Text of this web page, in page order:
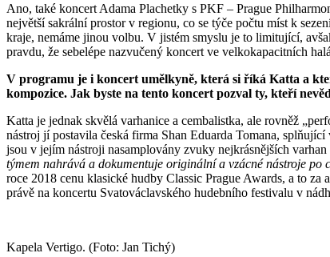
Ano, také koncert Adama Plachetky s PKF – Prague
největší sakrální prostor v regionu, co se týče počtu míst k
kraje, nemáme jinou volbu. V jistém smyslu je to limitující,
pravdu, že sebelépe nazvučený koncert ve velkokapacitních
V programu je i koncert umělkyně, která si říká Katta a
kompozice. Jak byste na tento koncert pozval ty, kteří
Katta je jednak skvělá varhanice a cembalistka, ale rovněž
nástroj jí postavila česká firma Shan Eduarda Tomana,
jsou v jejím nástroji nasamplovány zvuky nejkrásnějších
týmem nahrává a dokumentuje originální a vzácné nástroje po
roce 2018 cenu klasické hudby Classic Prague Awards, a to
právě na koncertu Svatováclavského hudebního festivalu v
Kapela Vertigo. (Foto: Jan Tichý)